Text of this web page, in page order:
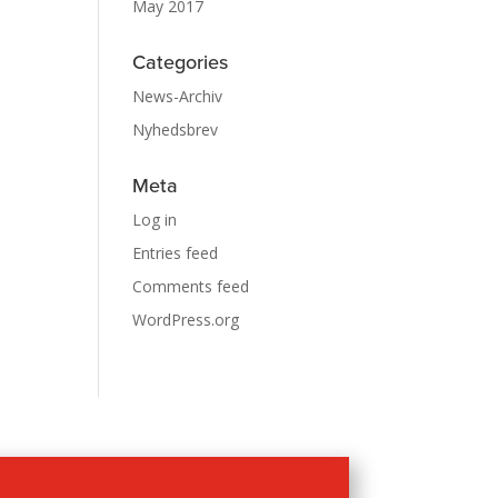
May 2017
Categories
News-Archiv
Nyhedsbrev
Meta
Log in
Entries feed
Comments feed
WordPress.org